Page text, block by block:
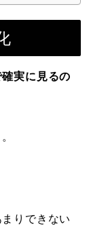
実に見るの
りできない